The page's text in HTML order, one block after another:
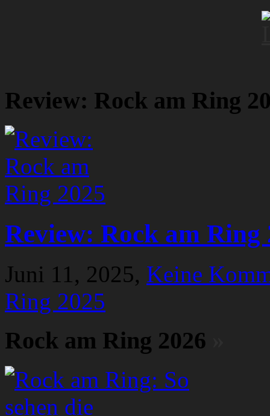
Review: Rock am Ring
Review: Rock am Ring
Juni 11, 2025, Keine
Ring 2025
Rock am Ring 2026